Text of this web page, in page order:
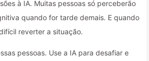
à IA. Muitas pessoas só perceberão
quando for tarde demais. E quando
reverter a situação.
pessoas. Use a IA para desafiar e